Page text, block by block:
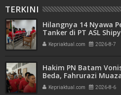
TERKINI
Hilangnya 14 Nyawa
Tanker di PT ASL
Hanya Dituntut 1
Kepriaktual.com 2026-8-7
Hakim PN Batam
Beda, Fahrurazi
Azzurah dan Risma
Kepriaktual.com 2026-8-6